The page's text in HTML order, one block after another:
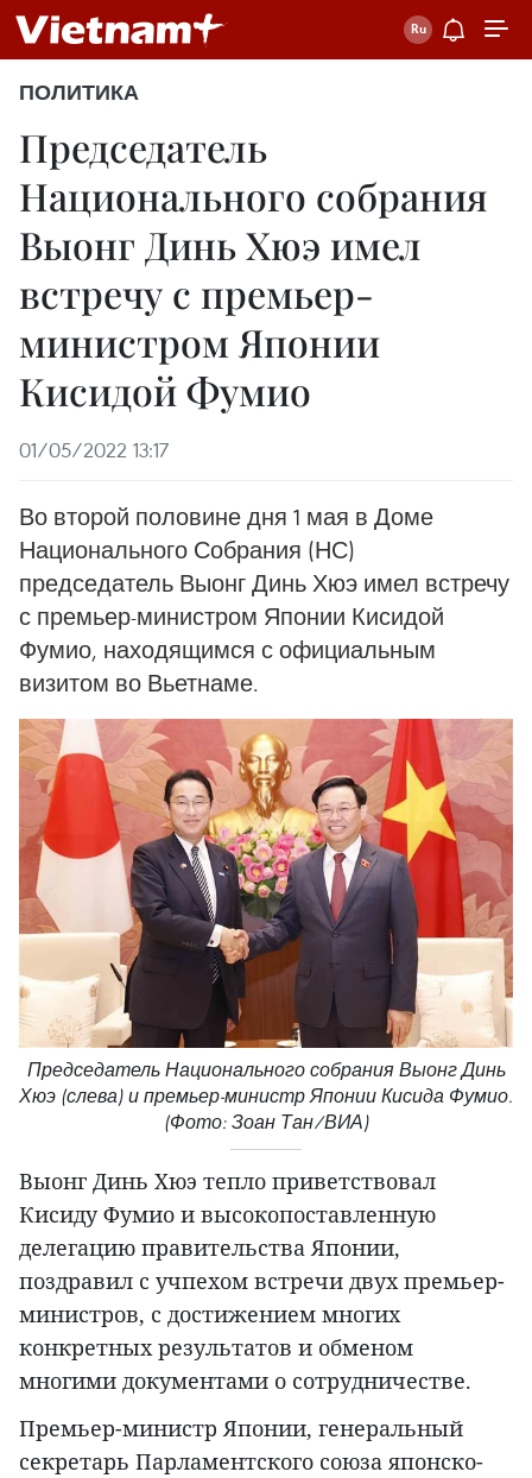
ПОЛИТИКА
Председатель
Национального собрания
Выонг Динь Хюэ имел
встречу с премьер-
министром Японии
Кисидой Фумио
01/05/2022 13:17
Во второй половине дня 1 мая в Доме
Национального Собрания (НС)
председатель Выонг Динь Хюэ имел встречу
с премьер-министром Японии Кисидой
Фумио, находящимся с официальным
визитом во Вьетнаме.
Председатель Национального собрания Выонг Динь
Хюэ (слева) и премьер-министр Японии Кисида Фумио.
(Фото: Зоан Тан/ВИА)
Выонг Динь Хюэ тепло приветствовал
Кисиду Фумио и высокопоставленную
делегацию правительства Японии,
поздравил с учпехом встречи двух премьер-
министров, с достижением многих
конкретных результатов и обменом
многими документами о сотрудничестве.
Премьер-министр Японии, генеральный
секретарь Парламентского союза японско-